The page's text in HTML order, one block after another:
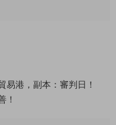
易港，副本：審判日！
！